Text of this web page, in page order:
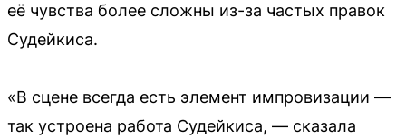
её чувства более сложны из-за частых правок
Судейкиса.
«В сцене всегда есть элемент импровизации —
так устроена работа Судейкиса, — сказала